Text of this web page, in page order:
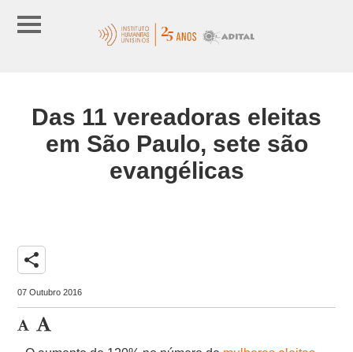
Das 11 vereadoras eleitas
em São Paulo, sete são
evangélicas
share
07 Outubro 2016